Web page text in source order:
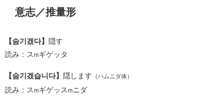
意志／推量形
【숨기겠다】
隠す
読み：スmギゲッタ
【숨기겠습니다】 隠します （ハムニダ体）
読み：スmギゲッスmニダ